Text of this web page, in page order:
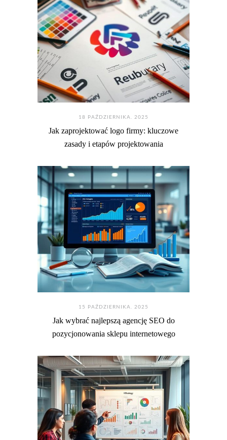
18 PAŹDZIERNIKA. 2025
Jak zaprojektować logo firmy: kluczowe
zasady i etapów projektowania
15 PAŹDZIERNIKA. 2025
Jak wybrać najlepszą agencję SEO do
pozycjonowania sklepu internetowego